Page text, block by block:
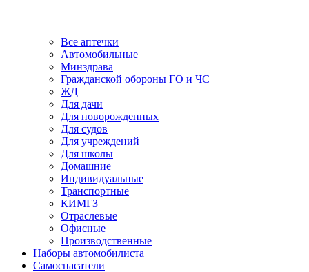
Все аптечки
Автомобильные
Минздрава
Гражданской обороны ГО и ЧС
ЖД
Для дачи
Для новорожденных
Для судов
Для учреждений
Для школы
Домашние
Индивидуальные
Транспортные
КИМГЗ
Отраслевые
Офисные
Производственные
Наборы автомобилиста
Самоспасатели